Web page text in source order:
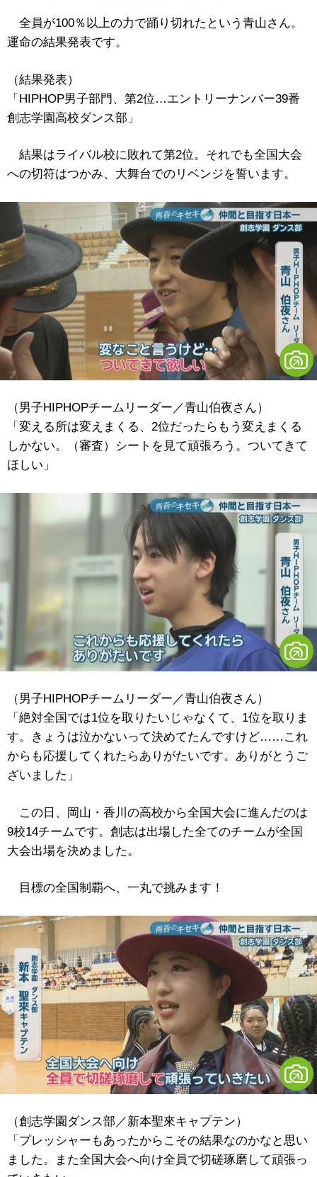
全員が100％以上の力で踊り切れたという青山さん。
運命の結果発表です。
（結果発表）
「HIPHOP男子部門、第2位…エントリーナンバー39番
創志学園高校ダンス部」
結果はライバル校に敗れて第2位。それでも全国大会
への切符はつかみ、大舞台でのリベンジを誓います。
（男子HIPHOPチームリーダー／青山伯夜さん）
「変える所は変えまくる、2位だったらもう変えまくる
しかない。（審査）シートを見て頑張ろう。ついてきて
ほしい」
（男子HIPHOPチームリーダー／青山伯夜さん）
「絶対全国では1位を取りたいじゃなくて、1位を取りま
す。きょうは泣かないって決めてたんですけど……これ
からも応援してくれたらありがたいです。ありがとうご
ざいました」
この日、岡山・香川の高校から全国大会に進んだのは
9校14チームです。創志は出場した全てのチームが全国
大会出場を決めました。
目標の全国制覇へ、一丸で挑みます！
（創志学園ダンス部／新本聖來キャプテン）
「プレッシャーもあったからこその結果なのかなと思い
ました。また全国大会へ向け全員で切磋琢磨して頑張っ